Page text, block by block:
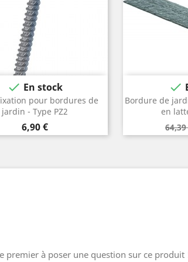
pour bordures de
jardin - Type PZ2
Prix
6,90 €
 En stock
Bordure de
en
Prix
de

premier à poser une question sur ce produit